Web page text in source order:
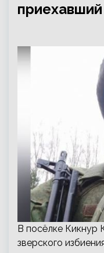
В посёлке Кикнур
зверского